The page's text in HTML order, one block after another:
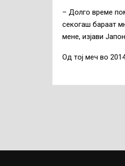
– Долго време
секогаш бараат
мене, изјави
Од тој меч во